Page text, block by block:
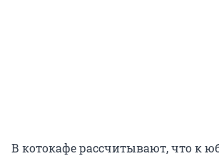
В котокафе рассчитывают, что к